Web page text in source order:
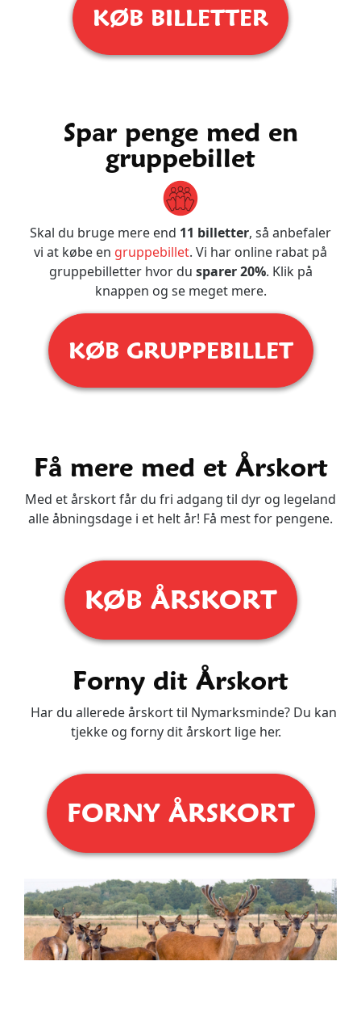
KØB BILLETTER
Spar penge med en
gruppebillet
Skal du bruge mere end 11 billetter, så anbefaler
vi at købe en gruppebillet. Vi har online rabat på
gruppebilletter hvor du sparer 20%. Klik på
knappen og se meget mere.
KØB GRUPPEBILLET
Få mere med et Årskort
Med et årskort får du fri adgang til dyr og legeland
alle åbningsdage i et helt år! Få mest for pengene.
KØB ÅRSKORT
Forny dit Årskort
Har du allerede årskort til Nymarksminde? Du kan
tjekke og forny dit årskort lige her.
FORNY ÅRSKORT